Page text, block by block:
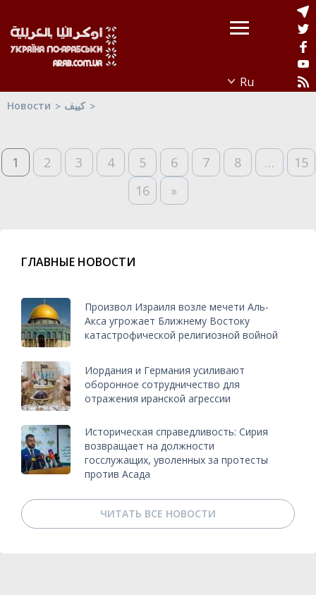
Новости كييف
1 2 3 4 5 6 7 8 …
15
16
»
ГЛАВНЫЕ НОВОСТИ
Произвол Израиля возле мечети Аль-
Акса угрожает Ближнему Востоку
катастрофической религиозной войной
Иордания и Германия усиливают
оборонное сотрудничество для
отражения иранской агрессии
Историческая справедливость: Сирия
возвращает на должности
госслужащих, уволенных за протесты
против Асада
ЧИТАТЬ ВСЕ НОВОСТИ